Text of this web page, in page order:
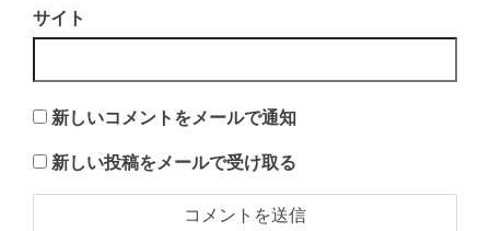
サイト
新しいコメントをメールで通知
新しい投稿をメールで受け取る